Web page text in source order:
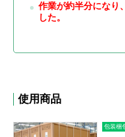
作業が約半分になり
した。
使用商品
包装梱